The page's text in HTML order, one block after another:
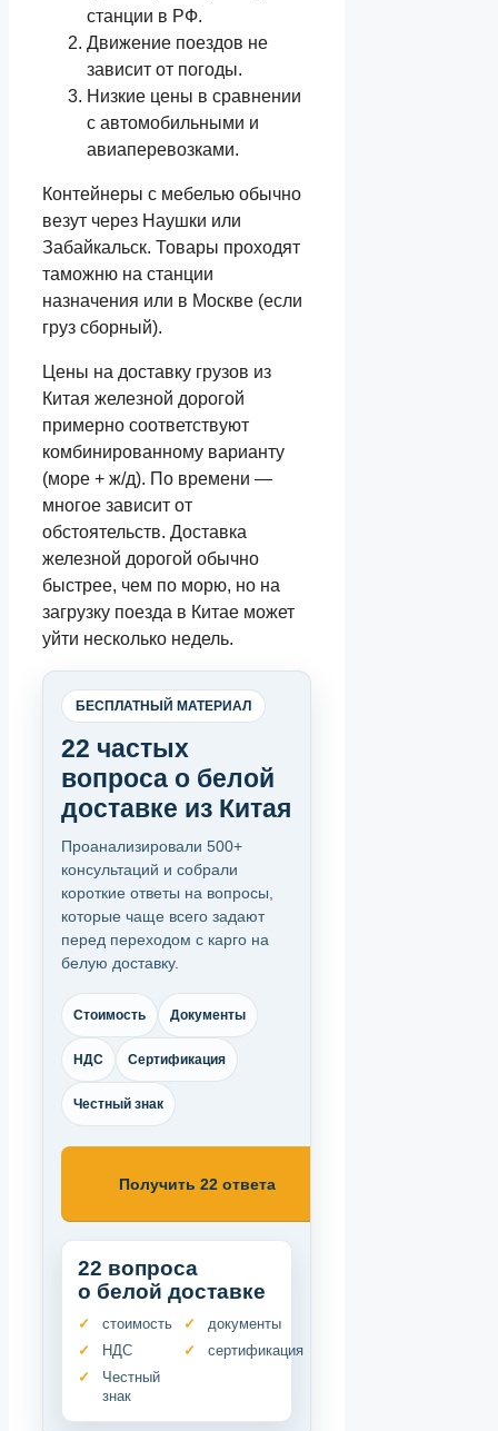
станции в РФ.
Движение поездов не
зависит от погоды.
Низкие цены в сравнении
с автомобильными и
авиаперевозками.
Контейнеры с мебелью обычно
везут через Наушки или
Забайкальск. Товары проходят
таможню на станции
назначения или в Москве (если
груз сборный).
Цены на доставку грузов из
Китая железной дорогой
примерно соответствуют
комбинированному варианту
(море + ж/д). По времени —
многое зависит от
обстоятельств. Доставка
железной дорогой обычно
быстрее, чем по морю, но на
загрузку поезда в Китае может
уйти несколько недель.
БЕСПЛАТНЫЙ МАТЕРИАЛ
22 частых
вопроса о белой
доставке из Китая
Проанализировали 500+
консультаций и собрали
короткие ответы на вопросы,
которые чаще всего задают
перед переходом с карго на
белую доставку.
Стоимость Документы
НДС Сертификация
Честный знак
Получить 22 ответа
22 вопроса
о белой доставке
стоимость
документы
НДС
сертификация
Честный
знак